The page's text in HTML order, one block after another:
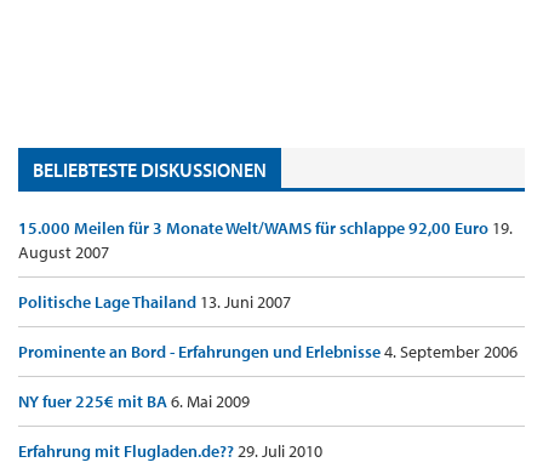
BELIEBTESTE DISKUSSIONEN
15.000 Meilen für 3 Monate Welt/WAMS für schlappe 92,00 Euro 19.
August 2007
Politische Lage Thailand 13. Juni 2007
Prominente an Bord - Erfahrungen und Erlebnisse4. September 2006
NY fuer 225€ mit BA6. Mai 2009
Erfahrung mit Flugladen.de??29. Juli 2010